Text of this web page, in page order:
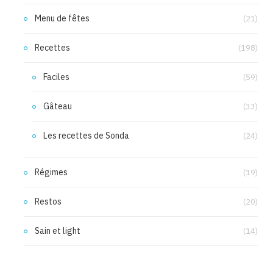
Menu de fêtes (21)
Recettes (198)
Faciles (59)
Gâteau (33)
Les recettes de Sonda (24)
Régimes (19)
Restos (20)
Sain et light (14)